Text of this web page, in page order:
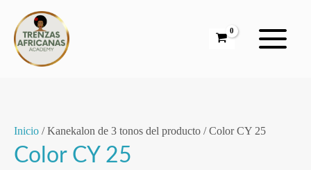
contenido
Inicio / Kanekalon de 3 tonos del producto / Color CY 25
Color CY 25